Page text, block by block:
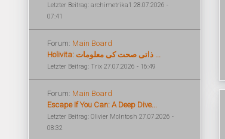
Letzter Beitrag: archimetrika1 28.07.2026 -
07:41
Forum: Main Board
Holivita: ذاتی صحت کی معلومات ...
Letzter Beitrag: Trix 27.07.2026 - 16:49
Forum: Main Board
Escape If You Can: A Deep Dive...
Letzter Beitrag: Olivier McIntosh 27.07.2026 -
08:32